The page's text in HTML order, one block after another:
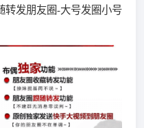
转发朋友圈-大号发圈小号